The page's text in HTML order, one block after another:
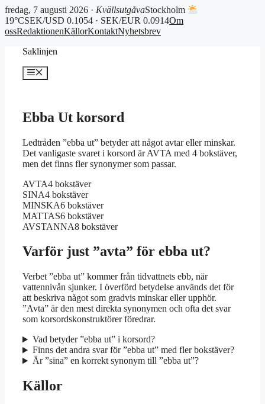
fredag, 7 augusti 2026 · KvällsutgåvaStockholm
19°CSEK/USD 0.1054 · SEK/EUR 0.0914Om
ossRedaktionenKällorKontaktNyhetsbrev
Saklinjen
Meny
Ebba Ut korsord
Ledtråden ”ebba ut” betyder att något avtar eller minskar.
Det vanligaste svaret i korsord är AVTA med 4 bokstäver,
men det finns fler synonymer som passar.
AVTA4 bokstäver
SINA4 bokstäver
MINSKA6 bokstäver
MATTAS6 bokstäver
AVSTANNA8 bokstäver
Varför just ”avta” för ebba ut?
Verbet ”ebba ut” kommer från tidvattnets ebb, när
vattennivån sjunker. I överförd betydelse används det för
att beskriva något som gradvis minskar eller upphör.
”Avta” är den mest direkta synonymen och ofta det svar
som korsordskonstruktörer föredrar.
Vad betyder ”ebba ut” i korsord?
Finns det andra svar för ”ebba ut” med fler bokstäver?
Är ”sina” en korrekt synonym till ”ebba ut”?
Källor